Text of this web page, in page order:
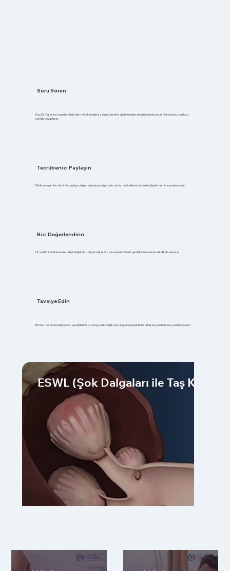
ESWL (Şok Dalgaları ile Taş Kırma)
Soru Sorun
Doç.Dr. Yaşar Issı'ya aklınızdaki tüm merak ettiğiniz soruları, isminiz görünmeden anonim olarak sorun. Doktorumuz en kısa
sürede cevaplasın.
Tecrübenizi Paylaşın
Klinik deneyiminizi bizimle paylaşın, diğer hastalara yol gösterin ve hizmet kalitemizi sürekli iyileştirmemize yardımcı olun.
Bizi Değerlendirin
Hizmetimiz hakkında ne düşündüğünüzü öğrenmek bizim için önemli. Dürüst geri bildiriminizle bize katkıda bulunun.
Tavsiye Edin
Bizden memnun kaldıysanız, sevdiklerinize tavsiye edin. Sağlık yolculuğunda güvenilir bir ortak arayan herkese yardımcı olalım.